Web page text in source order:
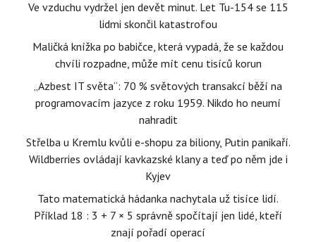
Ve vzduchu vydržel jen devět minut. Let Tu-154 se 115
lidmi skončil katastrofou
Maličká knížka po babičce, která vypadá, že se každou
chvíli rozpadne, může mít cenu tisíců korun
„Azbest IT světa“: 70 % světových transakcí běží na
programovacím jazyce z roku 1959. Nikdo ho neumí
nahradit
Střelba u Kremlu kvůli e-shopu za biliony, Putin panikaří.
Wildberries ovládají kavkazské klany a teď po něm jde i
Kyjev
Tato matematická hádanka nachytala už tisíce lidí.
Příklad 18 : 3 + 7 × 5 správně spočítají jen lidé, kteří
znají pořadí operací